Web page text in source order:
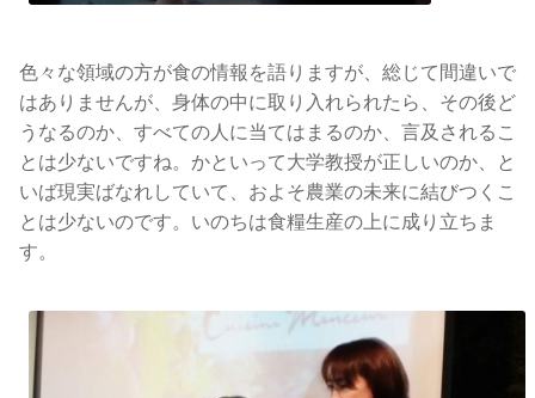
色々な領域の方が食の情報を語りますが、総じて間違いで
はありませんが、身体の中に取り入れられたら、その後ど
うなるのか、すべての人に当てはまるのか、言及されるこ
とは少ないですね。かといって大学教授が正しいのか、と
いば現実ばなれしていて、およそ農業の未来に結びつくこ
とは少ないのです。いのちは食糧生産の上に成り立ちま
す。